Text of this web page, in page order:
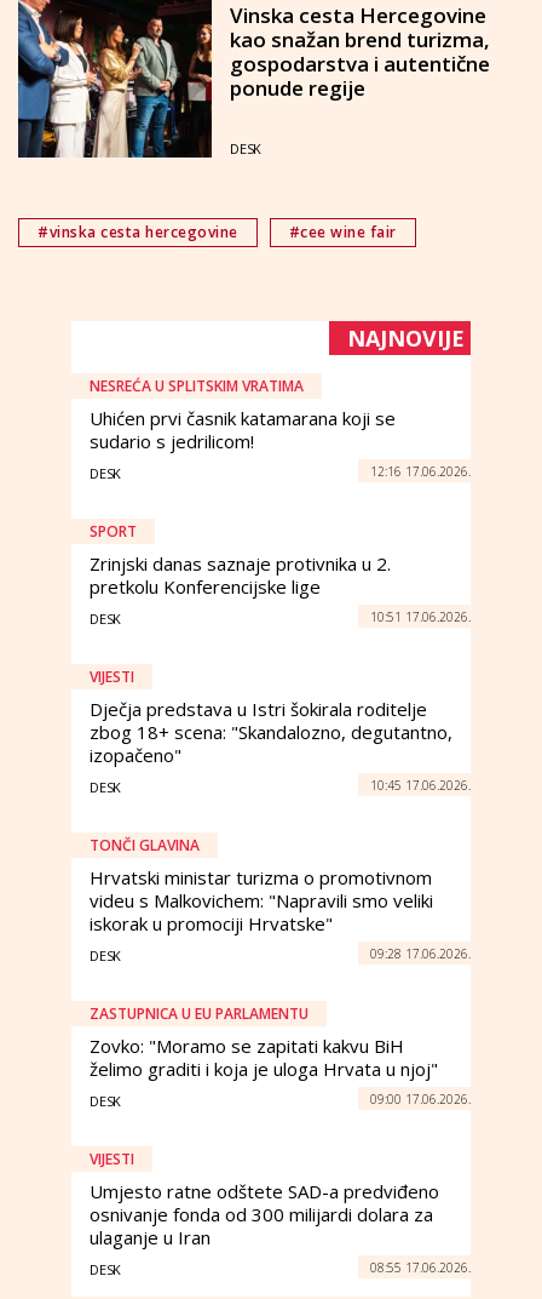
Vinska cesta Hercegovine
kao snažan brend turizma,
gospodarstva i autentične
ponude regije
DESK
#vinska cesta hercegovine #cee wine fair
NAJNOVIJE
NESREĆA U SPLITSKIM VRATIMA
Uhićen prvi časnik katamarana koji se
sudario s jedrilicom!
DESK 12:16 17.06.2026.
SPORT
Zrinjski danas saznaje protivnika u 2.
pretkolu Konferencijske lige
DESK 10:51 17.06.2026.
VIJESTI
Dječja predstava u Istri šokirala roditelje
zbog 18+ scena: "Skandalozno, degutantno,
izopačeno"
DESK 10:45 17.06.2026.
TONČI GLAVINA
Hrvatski ministar turizma o promotivnom
videu s Malkovichem: "Napravili smo veliki
iskorak u promociji Hrvatske"
DESK 09:28 17.06.2026.
ZASTUPNICA U EU PARLAMENTU
Zovko: "Moramo se zapitati kakvu BiH
želimo graditi i koja je uloga Hrvata u njoj"
DESK 09:00 17.06.2026.
VIJESTI
Umjesto ratne odštete SAD-a predviđeno
osnivanje fonda od 300 milijardi dolara za
ulaganje u Iran
DESK 08:55 17.06.2026.